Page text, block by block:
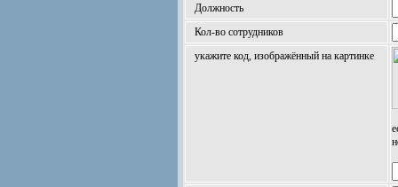
Должность
Кол-во сотрудников
укажите код, изображённый на картинке